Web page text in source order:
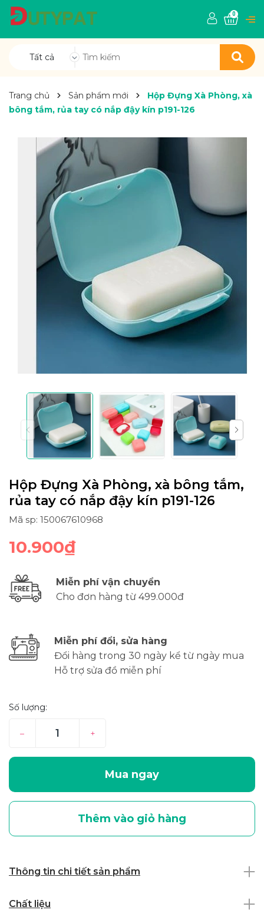
Tất cả
0
Trang chủ Sản phẩm mới
Hộp Đựng Xà Phòng, xà
bông tắm, rủa tay có nắp đậy kín p191-126
Hộp Đựng Xà Phòng, xà bông tắm,
rủa tay có nắp đậy kín p191-126
Mã sp: 150067610968
10.900₫
Miễn phí vận chuyển
Cho đơn hàng từ 499.000đ
Miễn phí đổi, sửa hàng
Đổi hàng trong 30 ngày kể từ ngày mua
Hỗ trợ sửa đồ miễn phí
Số lượng:
– +
Mua ngay
Thêm vào giỏ hàng
Thông tin chi tiết sản phẩm
Chất liệu